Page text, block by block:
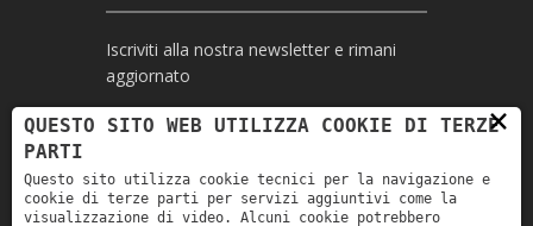
Iscriviti alla nostra newsletter e rimani
aggiornato
Ho letto l'informativa e autorizzo il
trattamento dei miei dati personali per le
finalità ivi indicate *
×
QUESTO SITO WEB UTILIZZA COOKIE DI TERZE
PARTI
Questo sito utilizza cookie tecnici per la navigazione e
cookie di terze parti per servizi aggiuntivi come la
visualizzazione di video. Alcuni cookie potrebbero